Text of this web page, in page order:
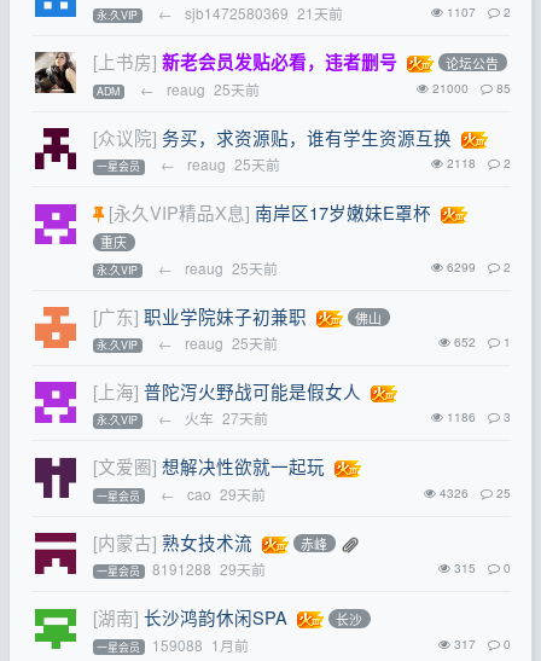
永.久VIP ← sjb1472580369 21天前 1107 2
[上书房] 新老会员发贴必看，违者删号 论坛公告
ADM ← reaug 25天前 21000 85
[众议院] 务买，求资源贴，谁有学生资源互换
一星会员 ← reaug 25天前 2118 2
[永久VIP精品X息] 南岸区17岁嫩妹E罩杯
重庆
永.久VIP ← reaug 25天前 6299 2
[广东] 职业学院妹子初兼职 佛山
永.久VIP ← reaug 25天前 652 1
[上海] 普陀泻火野战可能是假女人
永.久VIP ← 火车 27天前 1186 3
[文爱圈] 想解决性欲就一起玩
一星会员 ← cao 29天前 4326 25
[内蒙古] 熟女技术流 赤峰
一星会员 8191288 29天前 315 0
[湖南] 长沙鸿韵休闲SPA 长沙
一星会员 159088 1月前 317 0